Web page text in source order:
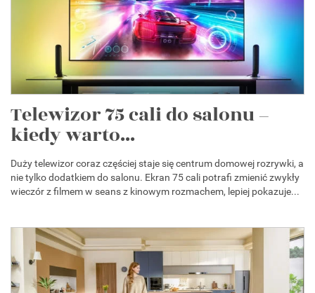
Telewizor 75 cali do salonu –
kiedy warto...
Duży telewizor coraz częściej staje się centrum domowej rozrywki, a
nie tylko dodatkiem do salonu. Ekran 75 cali potrafi zmienić zwykły
wieczór z filmem w seans z kinowym rozmachem, lepiej pokazuje...